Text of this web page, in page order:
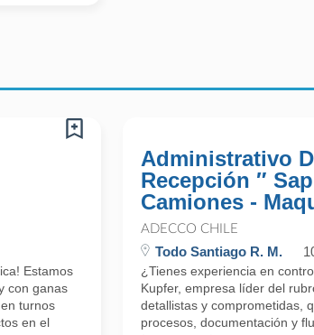
Estamos
con ganas
turnos
en el
Administrativo
Recepción ″
Camiones -
ADECCO CHILE
Todo Santiago R. M.
¿Tienes experiencia en
Kupfer, empresa líder del
detallistas y comprometidas,
procesos, documentación y